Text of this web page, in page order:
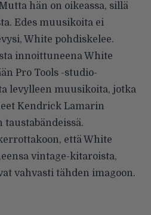
hän on oikeassa, sillä
Edes muusikoita ei
White pohdiskelee.
innoittuneena White
Pro Tools -studio-
levylleen muusikoita, jotka
Kendrick Lamarin
että White
vintage-kitaroista,
vahvasti tähden imagoon.